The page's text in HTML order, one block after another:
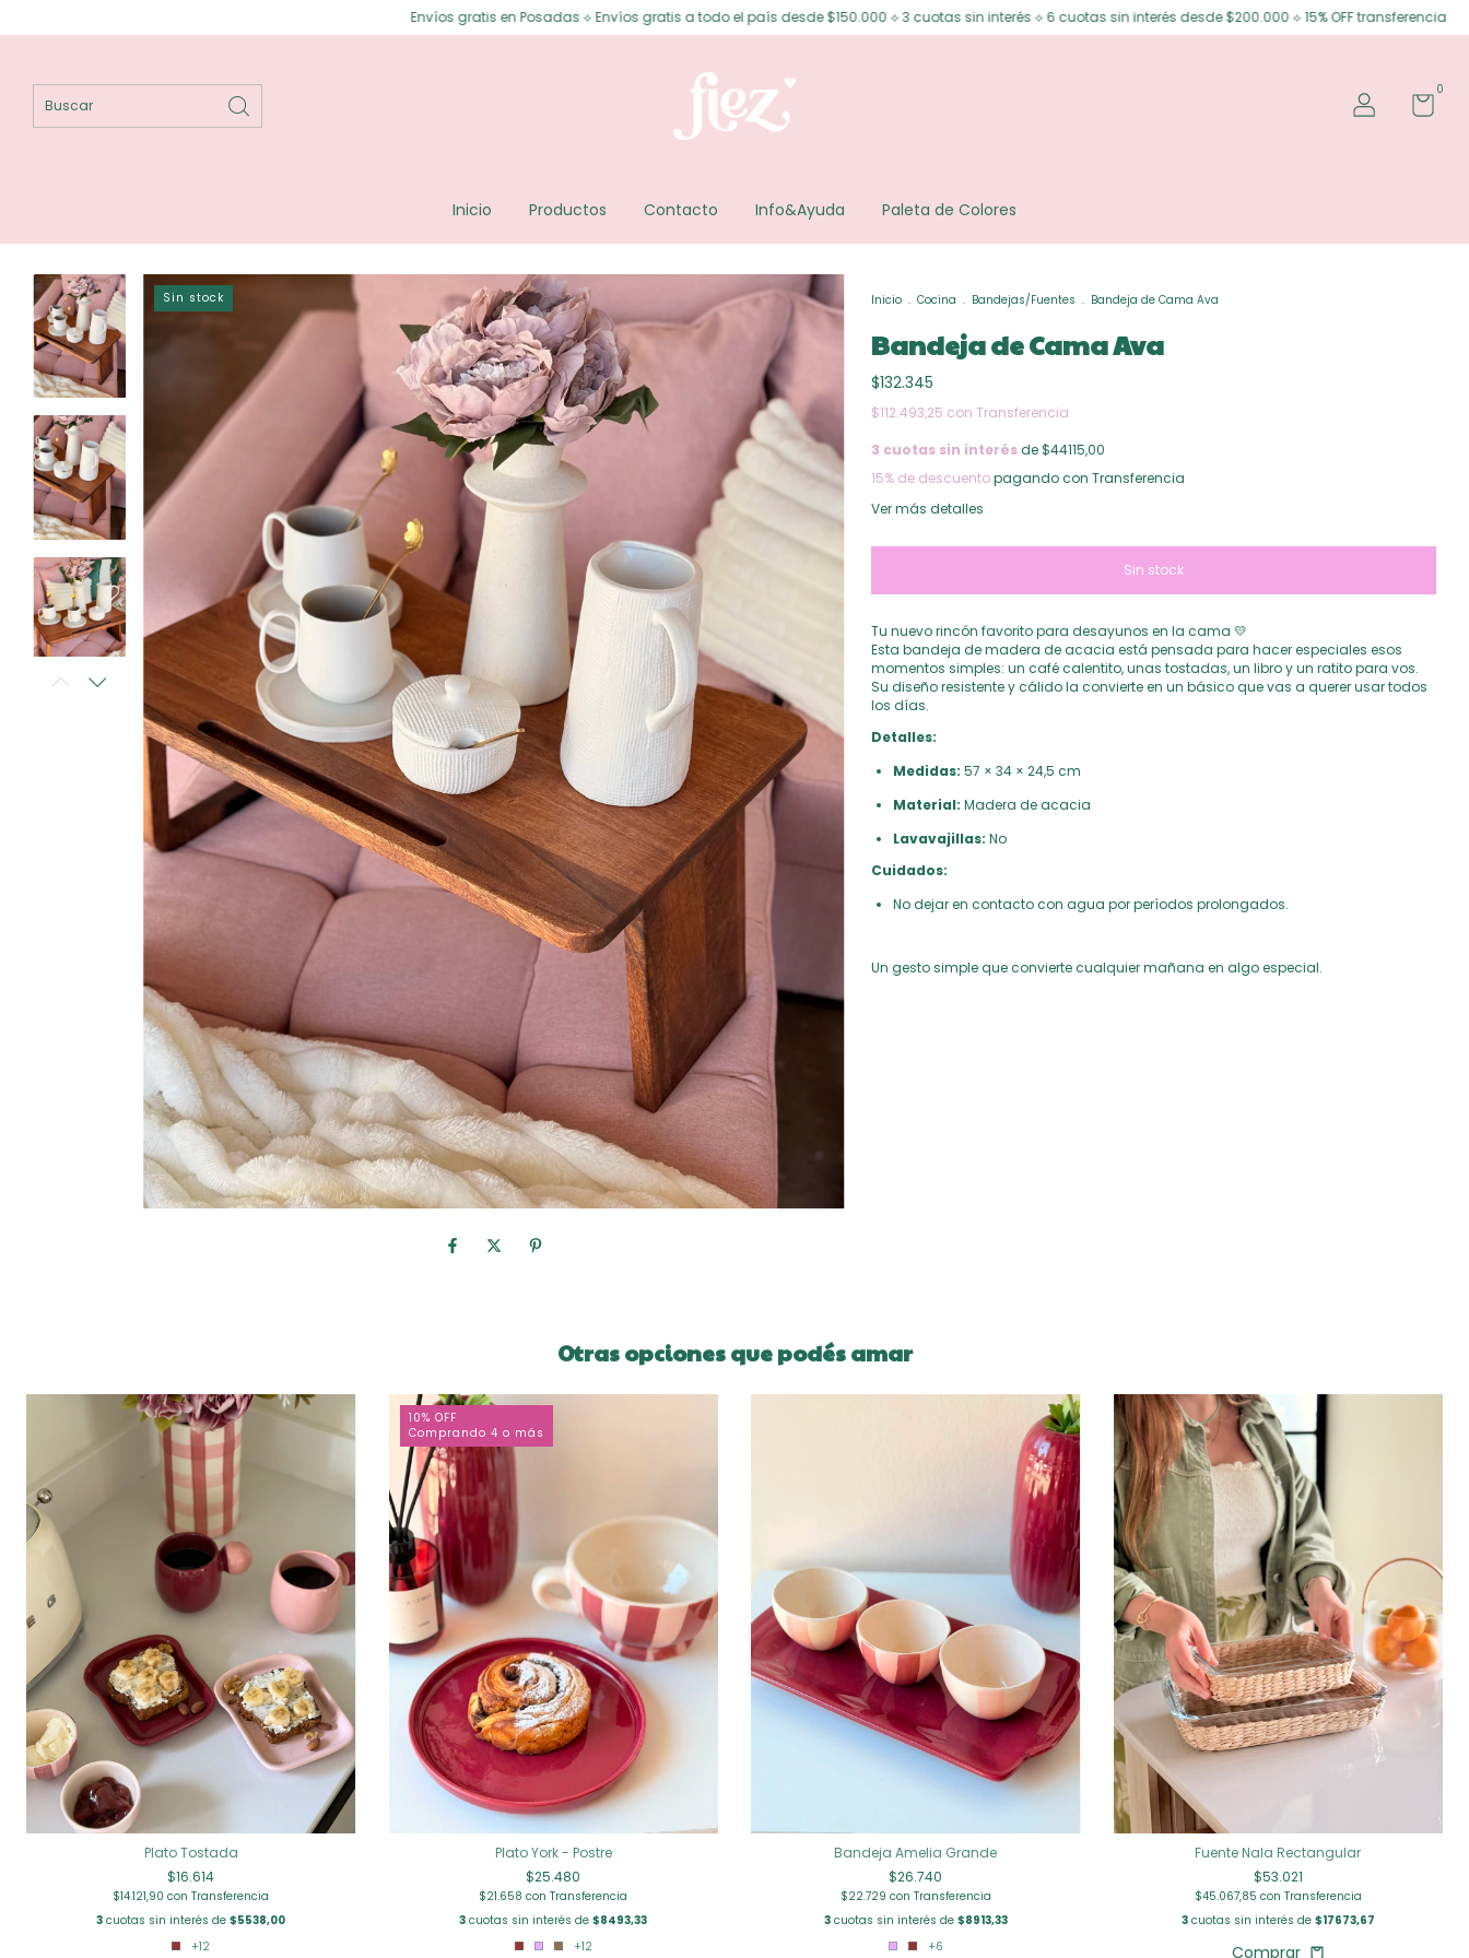
Envíos gratis en Posadas ⟡ Envíos gratis a todo el país desde $150.000 ⟡ 3 cuotas sin interés ⟡ 6 cuotas sin interés desde $200.000 ⟡ 15% OFF transferencia Envíos gratis
0
Inicio Productos Contacto Info&Ayuda Paleta de Colores
Sin stock Inicio . Cocina . Bandejas/Fuentes . Bandeja de Cama Ava
Bandeja de Cama Ava
$132.345
$112.493,25 con Transferencia
3 cuotas sin interésde $44115,00
15% de descuentopagando con Transferencia
Ver más detalles
Tu nuevo rincón favorito para desayunos en la cama 💛
Esta bandeja de madera de acacia está pensada para hacer especiales esos
momentos simples: un café calentito, unas tostadas, un libro y un ratito para vos.
Su diseño resistente y cálido la convierte en un básico que vas a querer usar todos
los días.
Detalles:
Medidas: 57 × 34 × 24,5 cm
Material: Madera de acacia
Lavavajillas: No
Cuidados:
No dejar en contacto con agua por períodos prolongados.
Un gesto simple que convierte cualquier mañana en algo especial.
Otras opciones que podés amar
Plato Tostada
$16.614
$14.121,90con Transferencia
3 cuotas sin interés de$5538,00
+12
10% OFF
Comprando 4 o más
Plato York - Postre
$25.480
$21.658con Transferencia
3 cuotas sin interés de$8493,33
+12
Bandeja Amelia Grande
$26.740
$22.729 con Transferencia
3cuotas sin interés de $8913,33
+6
Fuente Nala Rectangular
$53.021
$45.067,85 con Transferencia
3cuotas sin interés de $17673,67
Comprar